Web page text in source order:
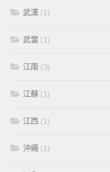
武漢 (1)
武當 (1)
江南 (3)
江蘇 (1)
江西 (1)
沖繩 (1)